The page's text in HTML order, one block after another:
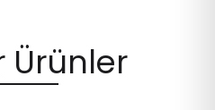
Ürünler